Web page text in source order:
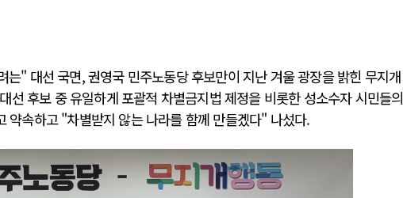
는" 대선 국면, 권영국 민주노동당 후보만이 지난 겨울 광장을 밝힌 무지개
선 후보 중 유일하게 포괄적 차별금지법 제정을 비롯한 성소수자 시민들의
약속하고 "차별받지 않는 나라를 함께 만들겠다" 나섰다.
나 전쟁 중동 위기